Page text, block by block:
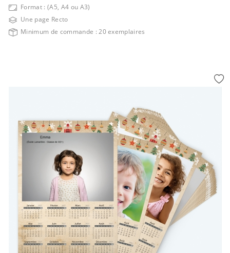
Format : (A5, A4 ou A3)
Une page Recto
Minimum de commande : 20 exemplaires